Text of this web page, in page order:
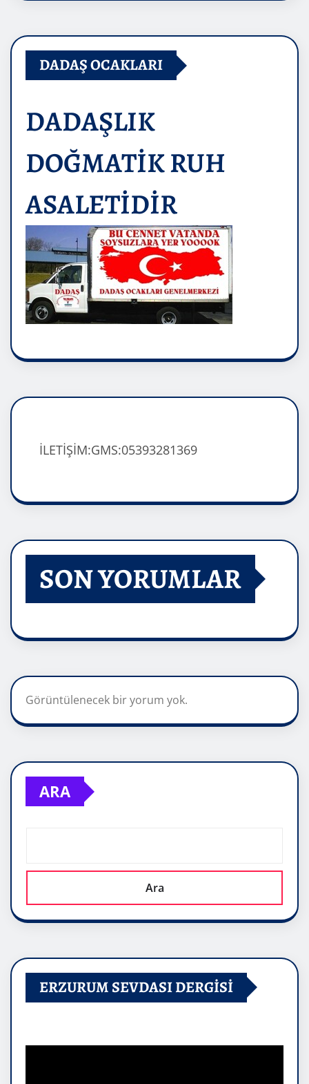
DADAŞ OCAKLARI
DADAŞLIK
DOĞMATİK RUH
ASALETİDİR
İLETİŞİM:GMS:05393281369
SON YORUMLAR
Görüntülenecek bir yorum yok.
ARA
Ara
ERZURUM SEVDASI DERGİSİ